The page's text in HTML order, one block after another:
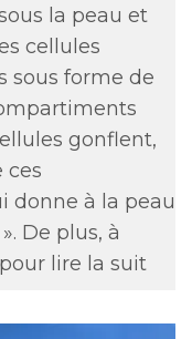
la peau et
cellules
sous forme de
gonflent,
ces
donne à la peau
De plus, à
lire la suit